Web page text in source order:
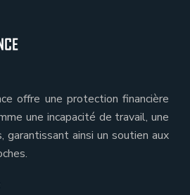
offre une protection financière
une incapacité de travail, une
garantissant ainsi un soutien aux